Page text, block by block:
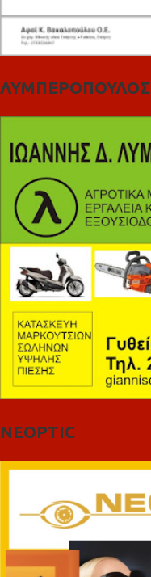
ΛΥΜΠΕΡΟΠΟΥΛΟΣ
NEOPTIC